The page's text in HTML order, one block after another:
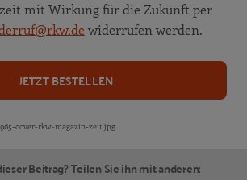
mit Wirkung für die Zukunft per
widerrufen werden.
JETZT BESTELLEN
Hinweise
cover-rkw-magazin-zeit.jpg
Beitrag? Teilen Sie ihn mit anderen: